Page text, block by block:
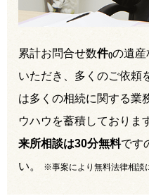
累計お問合せ数件()の遺産
いただき、多くのご依頼
は多くの相続に関する業
ウハウを蓄積しておりま
来所相談は30分無料です
い。
※事案により無料法律相談